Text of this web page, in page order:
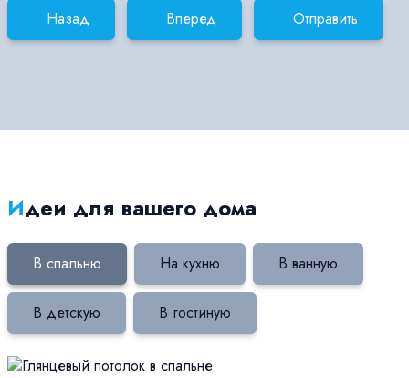
Назад Вперед Отправить
Идеи для вашего дома
В спальню На кухню В ванную
В детскую В гостиную